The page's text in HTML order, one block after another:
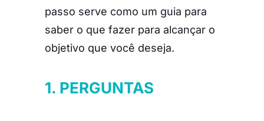
passo serve como um guia para
saber o que fazer para alcançar o
objetivo que você deseja.
1. PERGUNTAS